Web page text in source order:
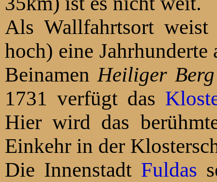
Als Wallfahrtsort
hoch) eine
Beinamen Heiliger
1731 verfügt das
Hier wird das
Einkehr in
Die Innenstadt Fuldas